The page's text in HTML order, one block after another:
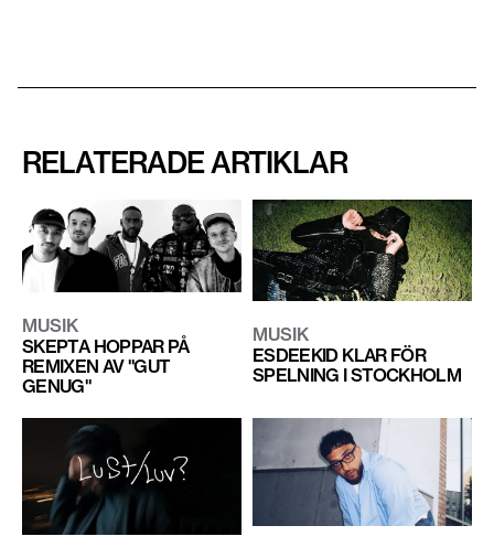
RELATERADE ARTIKLAR
MUSIK
SKEPTA HOPPAR PÅ
REMIXEN AV "GUT
GENUG"
MUSIK
ESDEEKID KLAR FÖR
SPELNING I STOCKHOLM